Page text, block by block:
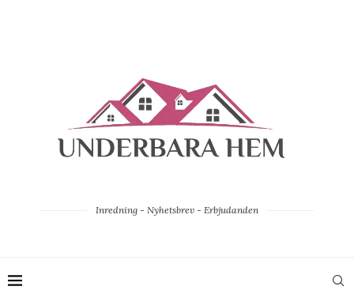
Inredning - Nyhetsbrev - Erbjudanden